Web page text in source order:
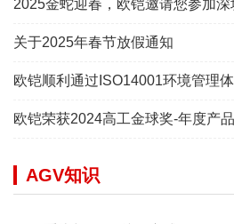
2025金蛇迎春，欧铠邀请您参加深
关于2025年春节放假通知
欧铠顺利通过ISO14001环境管理
欧铠荣获2024高工金球奖-年度产品
AGV知识